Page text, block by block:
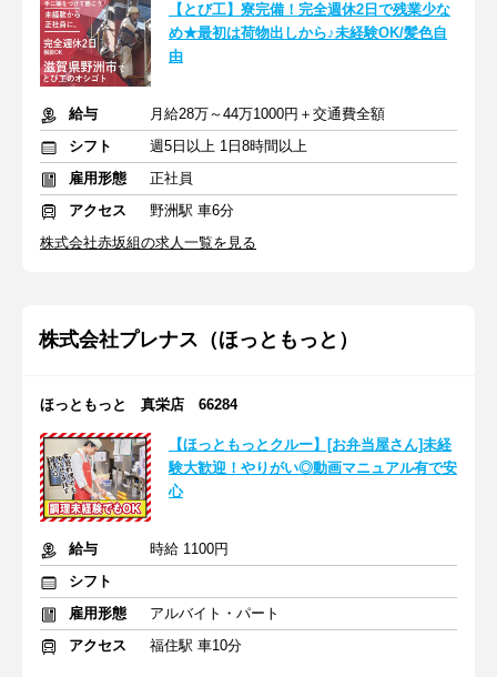
【とび工】寮完備！完全週休2日で残業少な
め★最初は荷物出しから♪未経験OK/髪色自
由
給与
月給28万～44万1000円＋交通費全額
シフト
週5日以上 1日8時間以上
雇用形態
正社員
アクセス
野洲駅 車6分
株式会社赤坂組の求人一覧を見る
株式会社プレナス（ほっともっと）
ほっともっと 真栄店 66284
【ほっともっとクルー】[お弁当屋さん]未経
験大歓迎！やりがい◎動画マニュアル有で安
心
給与
時給 1100円
シフト
雇用形態
アルバイト・パート
アクセス
福住駅 車10分